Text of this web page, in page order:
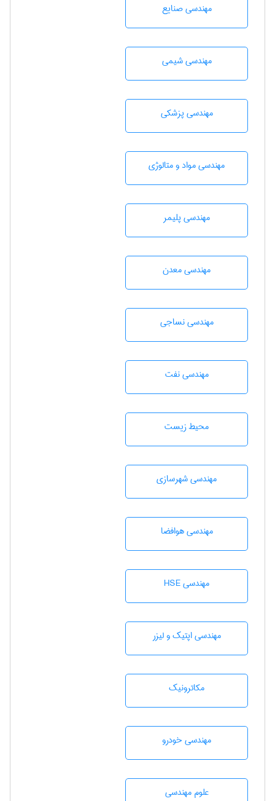
مهندسی صنايع
مهندسي شيمی
مهندسی پزشکی
مهندسی مواد و متالوژی
مهندسی پليمر
مهندسی معدن
مهندسي نساجی
مهندسی نفت
محيط زيست
مهندسی شهرسازی
مهندسی هوافضا
مهندسی HSE
مهندسی اپتیک و لیزر
مکاترونیک
مهندسی خودرو
علوم مهندسی